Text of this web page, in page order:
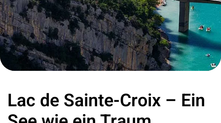
Lac de Sainte-Croix – Ein